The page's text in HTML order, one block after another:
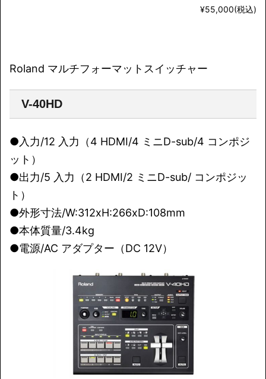
¥55,000(税込)
Roland マルチフォーマットスイッチャー
V-40HD
●入力/12 入力（4 HDMI/4 ミニD-sub/4 コンポジ
ット）
●出力/5 入力（2 HDMI/2 ミニD-sub/ コンポジッ
ト）
●外形寸法/W:312xH:266xD:108mm
●本体質量/3.4kg
●電源/AC アダプター（DC 12V）